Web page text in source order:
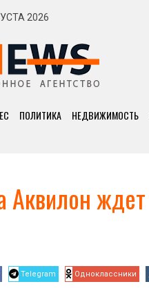
2026
ПОЛИТИКА НЕДВИЖИМОСТЬ
Аквилон
Telegram Одноклассники